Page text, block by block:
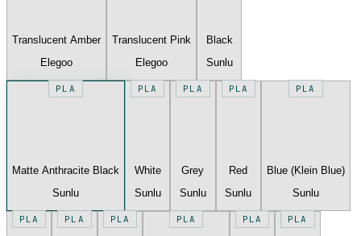
Translucent Amber
Elegoo
Translucent Pink
Elegoo
Black
Sunlu
PLA
Matte Anthracite Black
Sunlu
PLA
White
Sunlu
PLA
Grey
Sunlu
PLA
Red
Sunlu
PLA
Blue (Klein Blue)
Sunlu
PLA PLA PLA PLA PLA PLA